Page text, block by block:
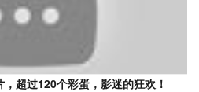
，超过120个彩蛋，影迷的狂欢！